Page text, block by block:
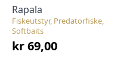
Fiskeutstyr, Predatorfiske,
Softbaits
Rapala
kr69,00